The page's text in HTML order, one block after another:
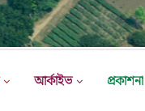
আর্কাইভ